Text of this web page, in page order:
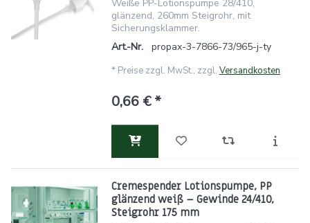
Weiße PP-Lotionspumpe 28/410,
glänzend, 260mm Steigrohr, mit
Sicherungsklammer.
Art.-Nr.
propax-3-7866-73/965-j-ty
* Preise zzgl. MwSt., zzgl. Versandkosten
0,66 € *
Cremespender Lotionspumpe, PP
glänzend weiß – Gewinde 24/410,
Steigrohr 175 mm